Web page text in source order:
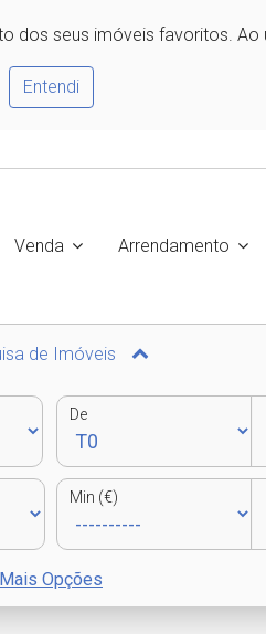
dos seus imóveis favoritos.
Entendi
Venda Arrendamento
de Imóveis
De
Min (€)
Mais Opções